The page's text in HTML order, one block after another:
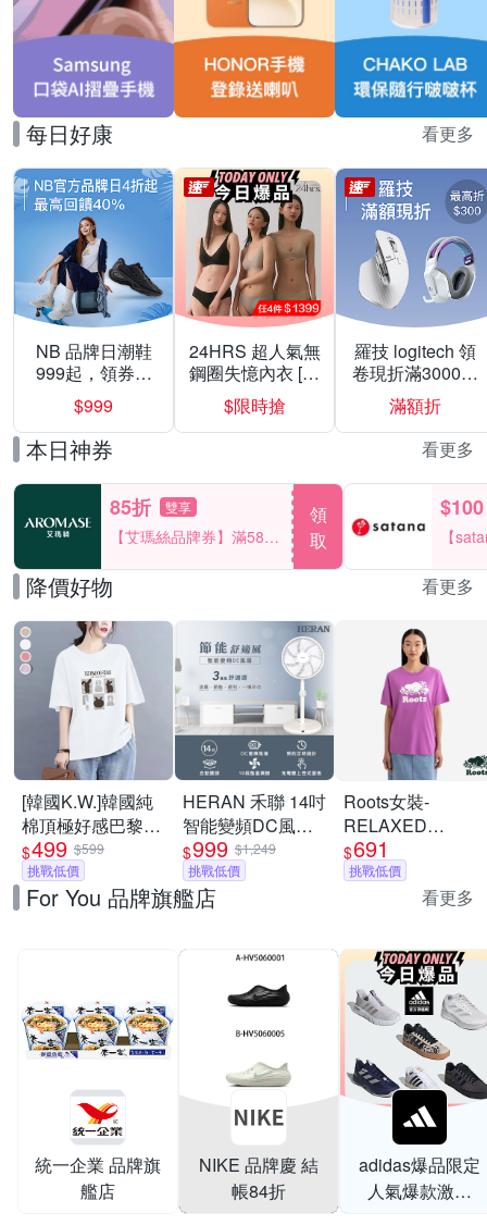
每日好康 看更多
NB 品牌日潮鞋
999起，領券折
上折 最高回饋
40%
$999
24HRS 超人氣無
鋼圈失憶內衣 [熱
銷好評]
$限時搶
羅技 logitech 領
卷現折滿3000折
300
滿額折
本日神券 看更多
85折 雙享
【艾瑪絲品牌券】滿580
享85折！
領
取
$100
【
一件
降價好物 看更多
[韓國K.W.]韓國純
棉頂極好感巴黎設
計華麗上衣(壓褶/
中大尺碼/修身/輕
薄/小香風)
$499 $599
挑戰低價
HERAN 禾聯 14吋
智能變頻DC風扇
HDF-14WT760
[限時優惠]
$999 $1,249
挑戰低價
Roots女裝-
RELAXED
COOPER 短袖上
衣-淡莓紫
$691
挑戰低價
For You 品牌旗艦店 看更多
統一企業 品牌旗
艦店
NIKE 品牌慶 結
帳84折
adidas爆品限定
人氣爆款激降